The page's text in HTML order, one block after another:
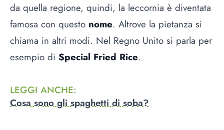
da quella regione, quindi, la leccornia è diventata
famosa con questo nome. Altrove la pietanza si
chiama in altri modi. Nel Regno Unito si parla per
esempio di Special Fried Rice.
LEGGI ANCHE:
Cosa sono gli spaghetti di soba?